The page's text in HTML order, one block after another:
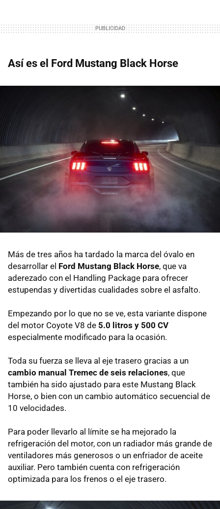
Así es el Ford Mustang Black Horse
Más de tres años ha tardado la marca del óvalo en
desarrollar el Ford Mustang Black Horse, que va
aderezado con el Handling Package para ofrecer
estupendas y divertidas cualidades sobre el asfalto.
Empezando por lo que no se ve, esta variante dispone
del motor Coyote V8 de 5.0 litros y 500 CV
especialmente modificado para la ocasión.
Toda su fuerza se lleva al eje trasero gracias a un
cambio manual Tremec de seis relaciones, que
también ha sido ajustado para este Mustang Black
Horse, o bien con un cambio automático secuencial de
10 velocidades.
Para poder llevarlo al límite se ha mejorado la
refrigeración del motor, con un radiador más grande de
ventiladores más generosos o un enfriador de aceite
auxiliar. Pero también cuenta con refrigeración
optimizada para los frenos o el eje trasero.